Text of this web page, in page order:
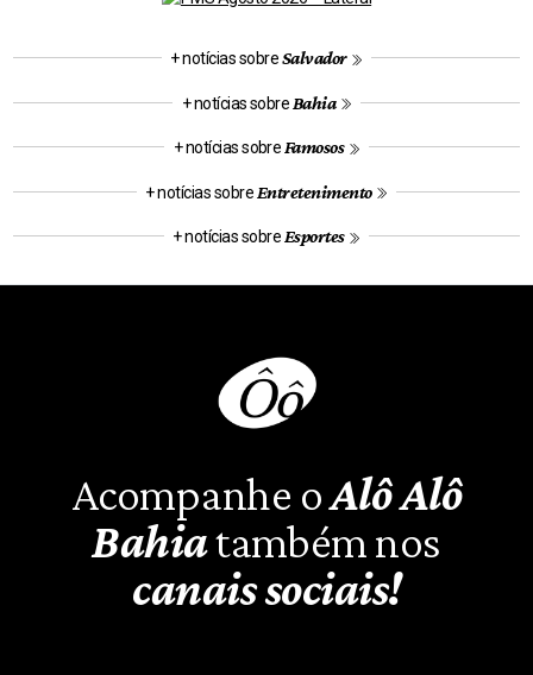
+ notícias sobreSalvador
+ notícias sobre Bahia
+ notícias sobre Famosos
+ notícias sobre Entretenimento
+ notícias sobre Esportes
Acompanhe oAlô Alô
Bahiatambém nos
canais sociais!